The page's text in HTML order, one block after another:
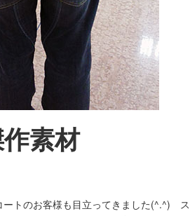
素材
ートのお客様も目立ってきました(^.^) ス